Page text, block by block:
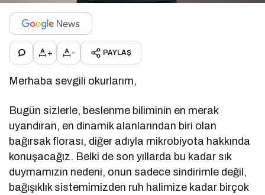
+ - PAYLAŞ
Merhaba sevgili okurlarım,
Bugün sizlerle, beslenme biliminin en merak
uyandıran, en dinamik alanlarından biri olan
bağırsak florası, diğer adıyla mikrobiyota hakkında
konuşacağız. Belki de son yıllarda bu kadar sık
duymamızın nedeni, onun sadece sindirimle değil,
bağışıklık sistemimizden ruh halimize kadar birçok